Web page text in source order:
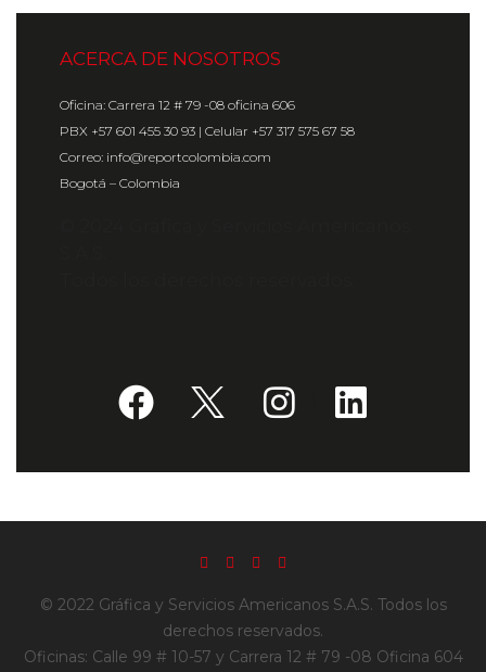
ACERCA DE NOSOTROS
Oficina: Carrera 12 # 79 -08 oficina 606
PBX +57 601 455 30 93 | Celular +57 317 575 67 58
Correo: info@reportcolombia.com
Bogotá – Colombia
© 2022 Gráfica y Servicios Americanos S.A.S. Todos los
derechos reservados.
Oficinas: Calle 99 # 10-57 y Carrera 12 # 79 -08 Oficina 604